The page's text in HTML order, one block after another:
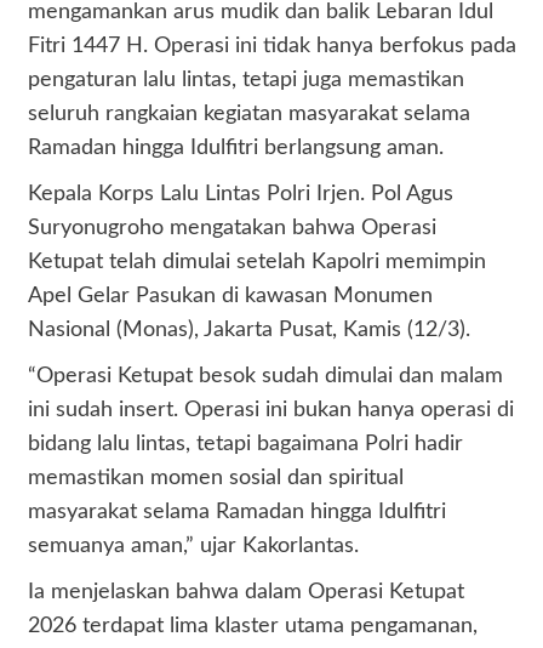
mengamankan arus mudik dan balik Lebaran Idul
Fitri 1447 H. Operasi ini tidak hanya berfokus pada
pengaturan lalu lintas, tetapi juga memastikan
seluruh rangkaian kegiatan masyarakat selama
Ramadan hingga Idulfitri berlangsung aman.
Kepala Korps Lalu Lintas Polri Irjen. Pol Agus
Suryonugroho mengatakan bahwa Operasi
Ketupat telah dimulai setelah Kapolri memimpin
Apel Gelar Pasukan di kawasan Monumen
Nasional (Monas), Jakarta Pusat, Kamis (12/3).
“Operasi Ketupat besok sudah dimulai dan malam
ini sudah insert. Operasi ini bukan hanya operasi di
bidang lalu lintas, tetapi bagaimana Polri hadir
memastikan momen sosial dan spiritual
masyarakat selama Ramadan hingga Idulfitri
semuanya aman,” ujar Kakorlantas.
Ia menjelaskan bahwa dalam Operasi Ketupat
2026 terdapat lima klaster utama pengamanan,